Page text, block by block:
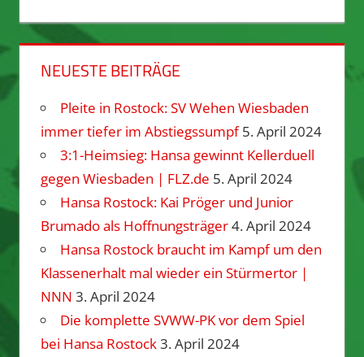
NEUESTE BEITRÄGE
Pleite in Rostock: SV Wehen Wiesbaden
immer tiefer im Abstiegssumpf 5. April 2024
3:1-Heimsieg: Hansa gewinnt Kellerduell
gegen Wiesbaden | FLZ.de 5. April 2024
Hansa Rostock: Kai Pröger und Junior
Brumado als Hoffnungsträger4. April 2024
Hansa Rostock braucht im Kampf um den
Klassenerhalt mal wieder ein Stürmertor |
NNN 3. April 2024
Die komplette SVWW-PK vor dem Spiel
bei Hansa Rostock3. April 2024